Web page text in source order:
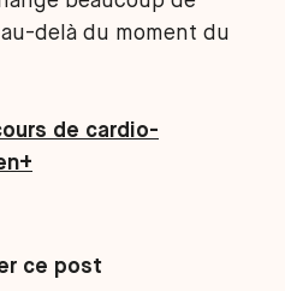
delà du moment du
de cardio-
ce post